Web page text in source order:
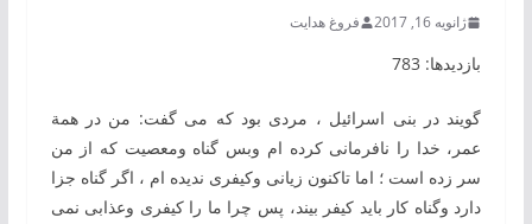
ژانویه 16, 2017 فروغ هدایت
بازدیدها: 783
گویند در بنی اسرائیل ، مردی بود كه می گفت: من در همة
عمر، خدا را نافرمانی كرده ام وبس گناه ومعصیت كه از من
سر زده است ؛ اما تاكنون زیانی وكیفری ندیده ام ، اگر گناه جزا
دارد وگناه كار باید كیفر بیند، پس چرا ما را كیفری وعذابی نمی